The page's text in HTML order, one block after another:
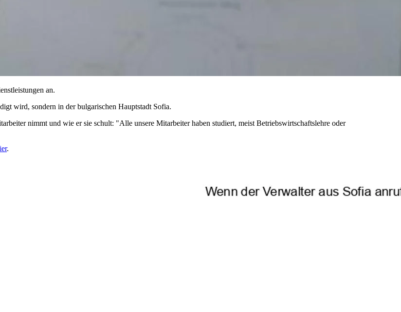
an.
wird, sondern in der bulgarischen Hauptstadt Sofia.
nimmt und wie er sie schult: "Alle unsere Mitarbeiter haben studiert, meist Betriebswirtschaftslehre oder
.